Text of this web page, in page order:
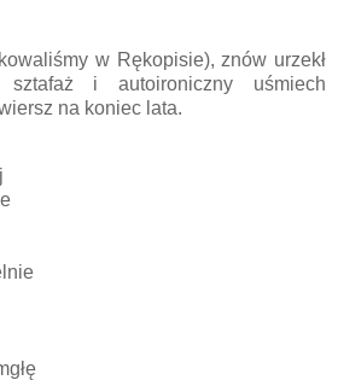
w Rękopisie), znów urzekł
sztafaż i autoironiczny uśmiech
na koniec lata.